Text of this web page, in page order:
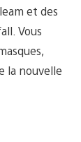
et des
Vous
la nouvelle